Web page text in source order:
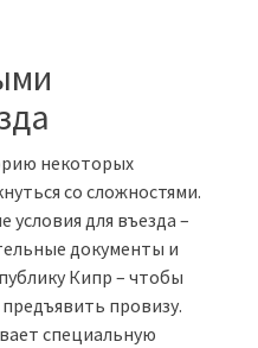
некоторых
со сложностями.
для въезда –
документы и
Кипр – чтобы
провизу.
специальную